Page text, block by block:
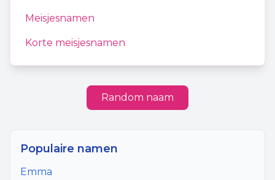
Meisjesnamen
Korte meisjesnamen
Random naam
Populaire namen
Emma